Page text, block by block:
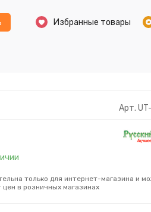
Избранные товары
Арт.
только для интернет-магазина и
цен в розничных магазинах